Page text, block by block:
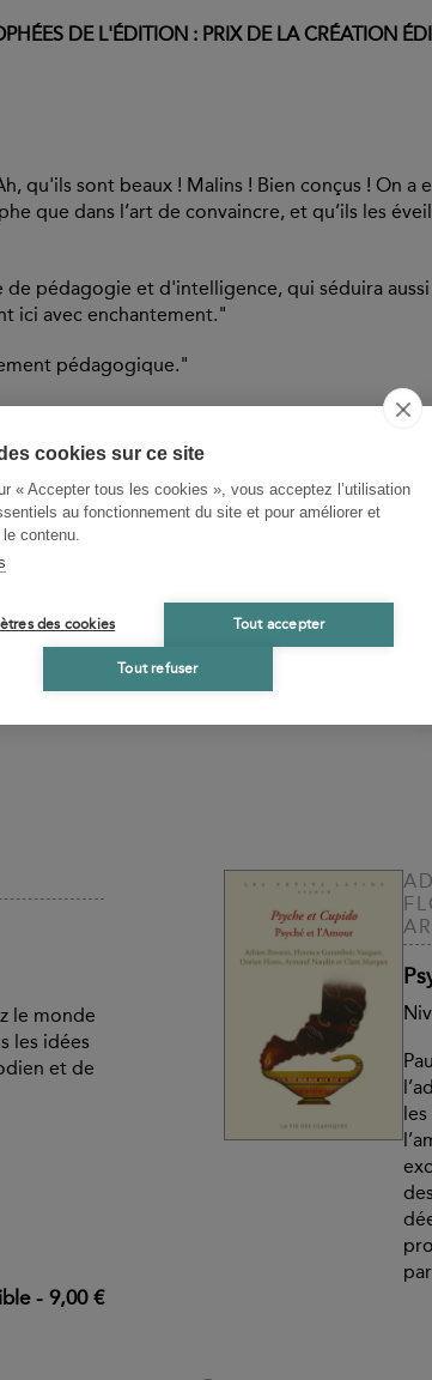
cookies sur ce site
« Accepter tous les cookies », vous acceptez l’utilisation
au fonctionnement du site et pour améliorer et
contenu.
des cookies Tout accepter
Tout refuser
DE L'ÉDITION : PRIX DE LA CRÉATION
qu'ils sont beaux ! Malins ! Bien conçus ! On a
que dans l’art de convaincre, et qu’ils les
de pédagogie et d'intelligence, qui séduira
ici avec enchantement."
pédagogique."
en herbe, nostalgiques des humanités
lycéens de petits ouvrages bilingues
a priori, de la gageure. Adepte d’une
brio, parvenant même à toucher un public
en ont beaucoup fait et qui ont souffert le
risqués dans les méandres des
le monde
les idées
et de
- 9,00 €